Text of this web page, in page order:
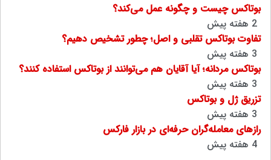
بوتاکس چیست و چگونه عمل می‌کند؟
2 هفته پیش
تفاوت بوتاکس تقلبی و اصل؛ چطور تشخیص دهیم؟
3 هفته پیش
بوتاکس مردانه؛ آیا آقایان هم می‌توانند از بوتاکس استفاده کنند؟
3 هفته پیش
تزریق ژل و بوتاکس
3 هفته پیش
رازهای معامله‌گران حرفه‌ای در بازار فارکس
4 هفته پیش